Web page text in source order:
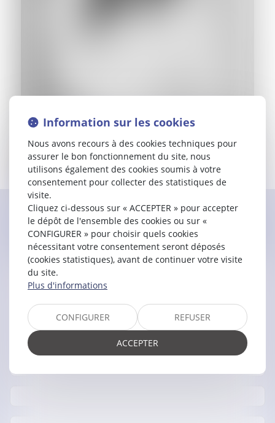
ContacterGaëlleGUERZIZ
Information sur les cookies
Nous avons recours à des cookies techniques pour
assurer le bon fonctionnement du site, nous
utilisons également des cookies soumis à votre
consentement pour collecter des statistiques de
visite.
Cliquez ci-dessous sur « ACCEPTER » pour accepter
le dépôt de l'ensemble des cookies ou sur «
CONFIGURER » pour choisir quels cookies
nécessitant votre consentement seront déposés
(cookies statistiques), avant de continuer votre visite
du site.
Plus d'informations
CONFIGURER REFUSER
ACCEPTER